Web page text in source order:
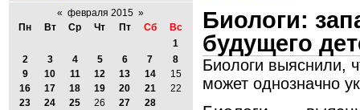
« февраля 2015 »
Пн
Вт Ср Чт Пт Сб
Вс
1
2
3 4 5 6 7
8
9
10 11 12 13 14
15
16
17 18 19 20 21
22
23
24 25 26 27 28
Биологи:
будущего
Биологи выяснили,
может однозначно